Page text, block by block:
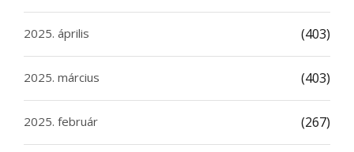
2025. április (403)
2025. március (403)
2025. február (267)